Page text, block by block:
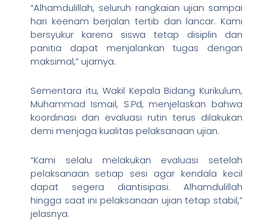
“Alhamdulillah, seluruh rangkaian ujian sampai
hari keenam berjalan tertib dan lancar. Kami
bersyukur karena siswa tetap disiplin dan
panitia dapat menjalankan tugas dengan
maksimal,” ujarnya.
Sementara itu, Wakil Kepala Bidang Kurikulum,
Muhammad Ismail, S.Pd, menjelaskan bahwa
koordinasi dan evaluasi rutin terus dilakukan
demi menjaga kualitas pelaksanaan ujian.
“Kami selalu melakukan evaluasi setelah
pelaksanaan setiap sesi agar kendala kecil
dapat segera diantisipasi. Alhamdulillah
hingga saat ini pelaksanaan ujian tetap stabil,”
jelasnya.